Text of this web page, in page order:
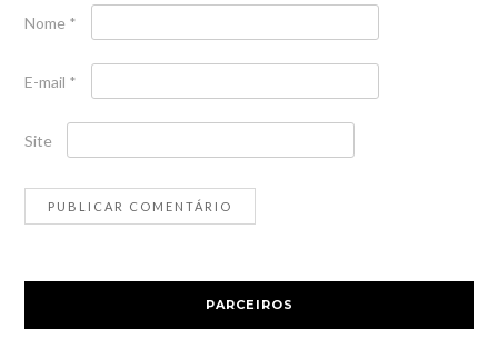
Nome *
E-mail *
Site
PARCEIROS